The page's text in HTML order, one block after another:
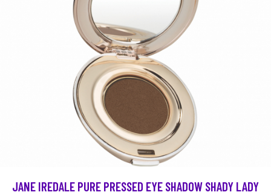
JANE IREDALE PURE PRESSED EYE SHADOW SHADY LADY